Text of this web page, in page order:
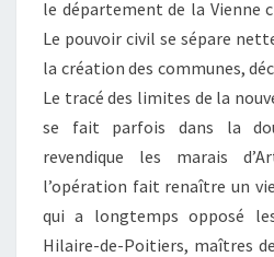
le département de la Vienne
Le pouvoir civil se sépare
la création des communes,
Le tracé des limites de la
se fait parfois dans la
revendique les marais
l’opération fait renaître un
qui a longtemps opposé
Hilaire-de-Poitiers, maîtres